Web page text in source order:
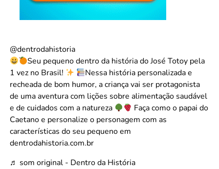
@dentrodahistoria
Seu pequeno dentro da história do José Totoy pela
1 vez no Brasil!
Nessa história personalizada e
recheada de bom humor, a criança vai ser protagonista
de uma aventura com lições sobre alimentação saudável
e de cuidados com a natureza
Faça como o papai do
Caetano e personalize o personagem com as
características do seu pequeno em
dentrodahistoria.com.br
♬ som original - Dentro da História